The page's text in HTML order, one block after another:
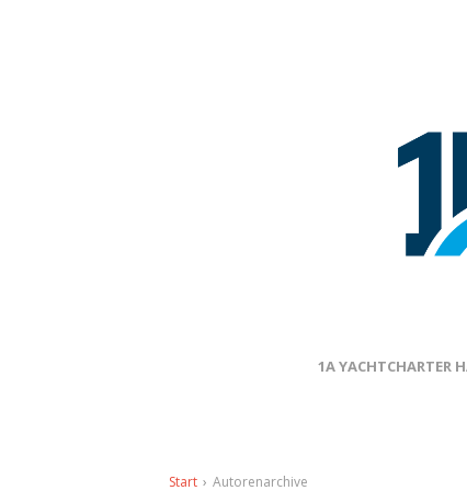
1A YACHTCHARTER
Start › Autorenarchive